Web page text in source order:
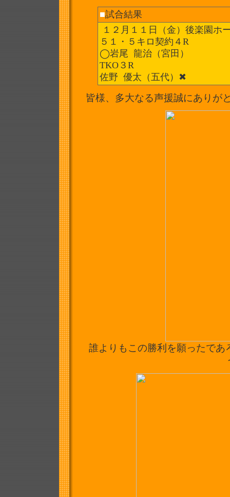
■試合結果
１２月１１日（金）後楽園ホ
５１・５キロ契約４R
◯岩尾 龍治（宮田）
TKO３R
佐野 優太（五代）✖︎
皆様、多大なる声援誠にありが
誰よりもこの勝利を願ったで